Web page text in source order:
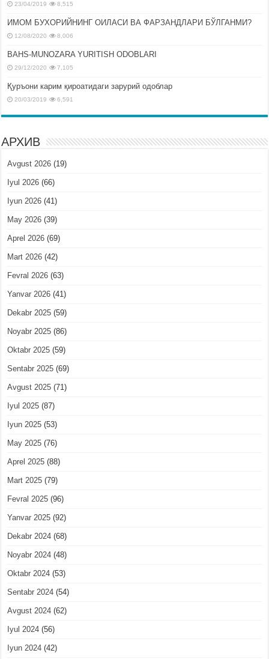
23/04/2019 8,515
ИМОМ БУХОРИЙНИНГ ОИЛАСИ ВА ФАРЗАНДЛАРИ БЎЛГАНМИ?
12/08/2020 8,006
BAHS-MUNOZARA YURITISH ODOBLARI
29/12/2020 7,105
Қуръони карим қироатидаги зарурий одоблар
20/03/2019 6,591
АРХИВ
Avgust 2026 (19)
Iyul 2026 (66)
Iyun 2026 (41)
May 2026 (39)
Aprel 2026 (69)
Mart 2026 (42)
Fevral 2026 (63)
Yanvar 2026 (41)
Dekabr 2025 (59)
Noyabr 2025 (86)
Oktabr 2025 (59)
Sentabr 2025 (69)
Avgust 2025 (71)
Iyul 2025 (87)
Iyun 2025 (53)
May 2025 (76)
Aprel 2025 (88)
Mart 2025 (79)
Fevral 2025 (96)
Yanvar 2025 (92)
Dekabr 2024 (68)
Noyabr 2024 (48)
Oktabr 2024 (53)
Sentabr 2024 (54)
Avgust 2024 (62)
Iyul 2024 (56)
Iyun 2024 (42)